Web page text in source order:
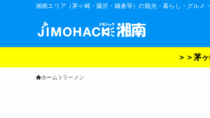
湘南エリア（茅ヶ崎・藤沢・鎌倉等）の観光・暮らし・グルメ
＞＞茅
ホーム ラーメン